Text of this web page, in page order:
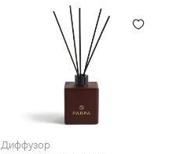
Диффузор